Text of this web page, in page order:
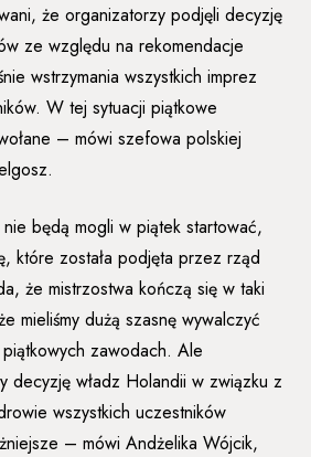
że organizatorzy podjęli decyzję
ze względu na rekomendacje
wstrzymania wszystkich imprez
W tej sytuacji piątkowe
– mówi szefowa polskiej
będą mogli w piątek startować,
które została podjęta przez rząd
że mistrzostwa kończą się w taki
mieliśmy dużą szasnę wywalczyć
zawodach. Ale
decyzję władz Holandii w związku z
wszystkich uczestników
– mówi Andżelika Wójcik,